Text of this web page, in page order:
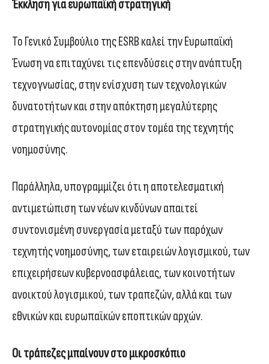
Έκκληση για ευρωπαϊκή στρατηγική
Το Γενικό Συμβούλιο της ESRB καλεί την Ευρωπαϊκή
Ένωση να επιταχύνει τις επενδύσεις στην ανάπτυξη
τεχνογνωσίας, στην ενίσχυση των τεχνολογικών
δυνατοτήτων και στην απόκτηση μεγαλύτερης
στρατηγικής αυτονομίας στον τομέα της τεχνητής
νοημοσύνης.
Παράλληλα, υπογραμμίζει ότι η αποτελεσματική
αντιμετώπιση των νέων κινδύνων απαιτεί
συντονισμένη συνεργασία μεταξύ των παρόχων
τεχνητής νοημοσύνης, των εταιρειών λογισμικού, των
επιχειρήσεων κυβερνοασφάλειας, των κοινοτήτων
ανοικτού λογισμικού, των τραπεζών, αλλά και των
εθνικών και ευρωπαϊκών εποπτικών αρχών.
Οι τράπεζες μπαίνουν στο μικροσκόπιο